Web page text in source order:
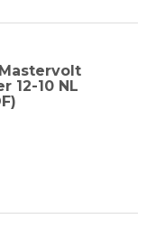
12-10 NL